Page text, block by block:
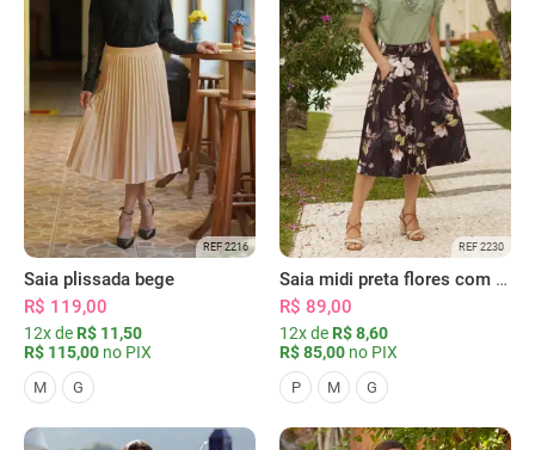
REF 2216
Saia plissada bege
R$ 119,00
12x de R$ 11,50
R$ 115,00 no PIX
M G
REF 2230
Saia midi preta flores com bolsos
R$ 89,00
12x de R$ 8,60
R$ 85,00 no PIX
P M G